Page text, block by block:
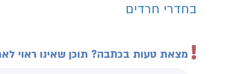
בחדרי חרדים
מצאת טעות בכתבה? תוכן שאינו ראוי